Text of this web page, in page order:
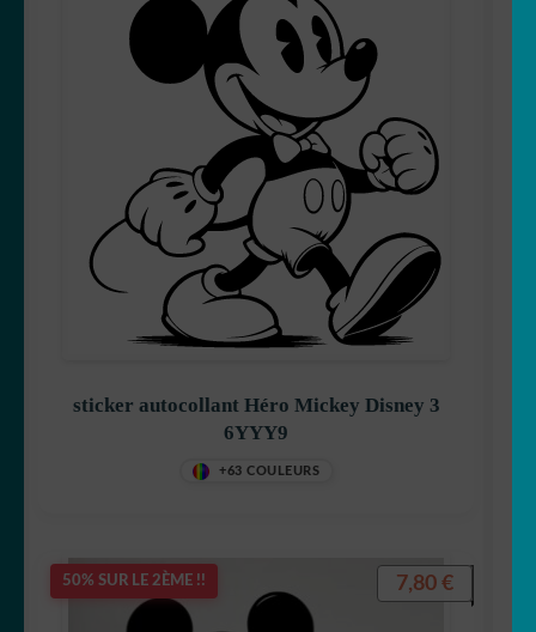
sticker autocollant Héro Mickey Disney 3
6YYY9
+63 COULEURS
50% SUR LE 2ÈME !! 7,80 €